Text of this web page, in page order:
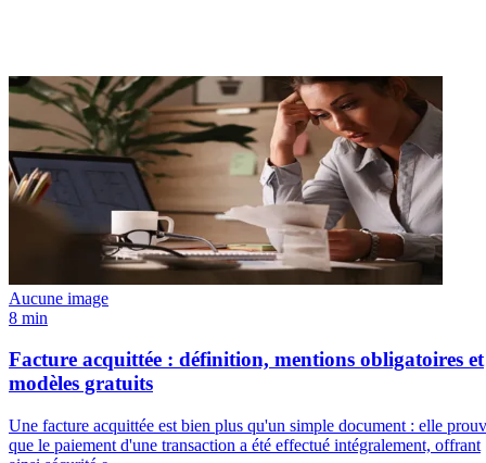
Aucune image
8 min
Facture acquittée : définition, mentions obligatoires et
modèles gratuits
Une facture acquittée est bien plus qu'un simple document : elle
que le paiement d'une transaction a été effectué intégralement, offrant